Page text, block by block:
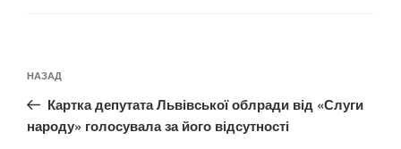
записів
Попередній
запис:
НАЗАД
Картка депутата Львівської облради від «Слуги
народу» голосувала за його відсутності